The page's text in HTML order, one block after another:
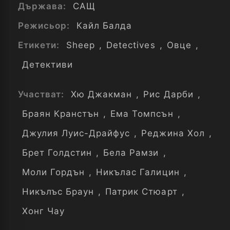
Държава:
САЩ
Режисьор:
Кайл Балда
Етикети:
Sheep , Detectives , Овце ,
Детективи
Участват: Хю Джакман , Рис Дарби ,
Браян Кранстън , Ема Томпсън ,
Джулия Луис-Драйфус , Реджина Хол ,
Брет Голдстин , Бела Рамзи ,
Моли Гордън , Никълас Галицин ,
Никълъс Браун , Патрик Стюарт ,
Хонг Чау